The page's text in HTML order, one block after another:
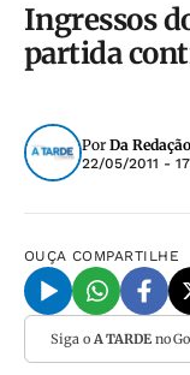
Ingressos
partida
Por Da Redação
22/05/2011 -
OUÇA COMPARTILHE
Siga o A TARDEno